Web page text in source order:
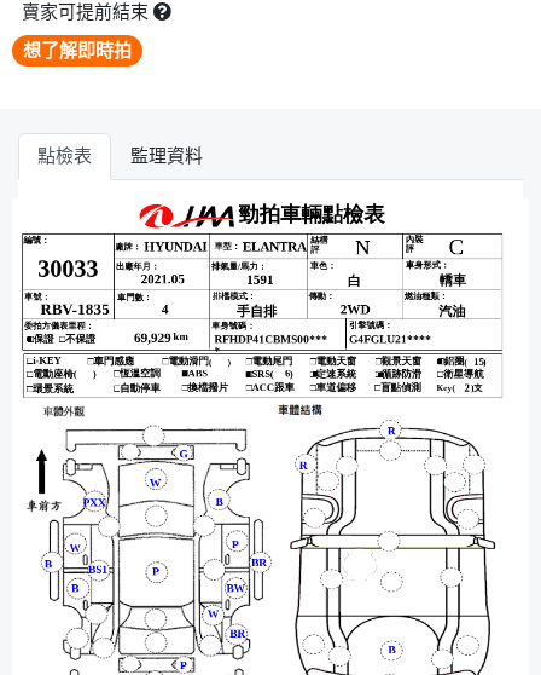
賣家可提前結束
想了解即時拍
點檢表 監理資料